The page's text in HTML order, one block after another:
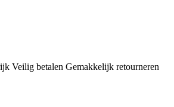
Veilig betalen Gemakkelijk retourneren